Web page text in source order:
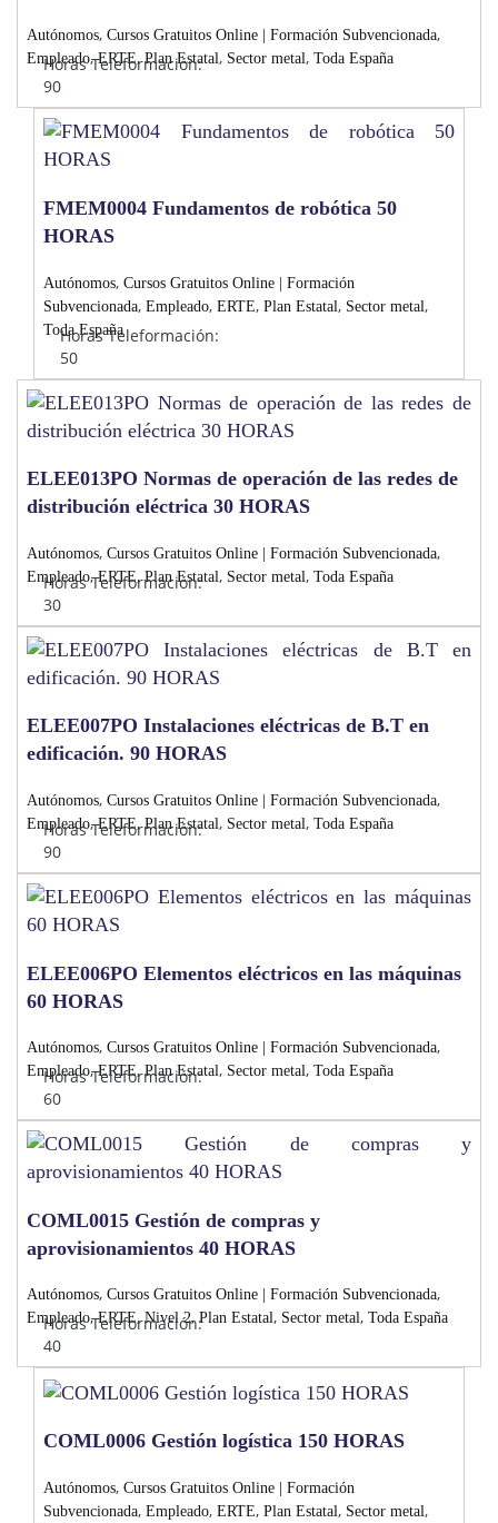
Autónomos, Cursos Gratuitos Online | Formación Subvencionada,
Empleado,ERTE,Plan Estatal, Sector metal, Toda España
Horas Teleformación:
90
FMEM0004 Fundamentos de robótica 50
HORAS
Autónomos, Cursos Gratuitos Online | Formación
Subvencionada, Empleado, ERTE, Plan Estatal, Sector metal,
Toda España
Horas Teleformación:
50
ELEE013PO Normas de operación de las redes de
distribución eléctrica 30 HORAS
Autónomos, Cursos Gratuitos Online | Formación Subvencionada,
Empleado,ERTE,Plan Estatal , Sector metal , Toda España
Horas Teleformación:
30
ELEE007PO Instalaciones eléctricas de B.T en
edificación. 90 HORAS
Autónomos, Cursos Gratuitos Online | Formación Subvencionada,
Empleado,ERTE,Plan Estatal, Sector metal, Toda España
Horas Teleformación:
90
ELEE006PO Elementos eléctricos en las máquinas
60 HORAS
Autónomos, Cursos Gratuitos Online | Formación Subvencionada,
Empleado,ERTE,Plan Estatal, Sector metal, Toda España
Horas Teleformación:
60
COML0015 Gestión de compras y
aprovisionamientos 40 HORAS
Autónomos, Cursos Gratuitos Online | Formación Subvencionada,
Empleado,ERTE,Nivel 2,Plan Estatal, Sector metal, Toda España
Horas Teleformación:
40
COML0006 Gestión logística 150 HORAS
Autónomos, Cursos Gratuitos Online | Formación
Subvencionada, Empleado, ERTE, Plan Estatal, Sector metal,